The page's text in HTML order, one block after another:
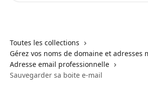
Toutes les collections
Gérez vos noms de domaine et adresses
Adresse email professionnelle
Sauvegarder sa boite e-mail